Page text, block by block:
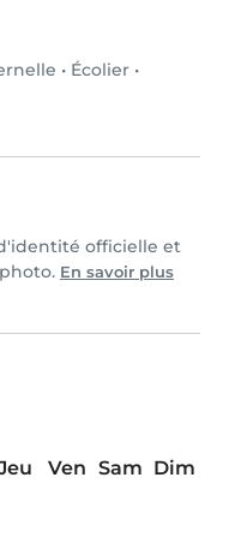
• Écolier •
officielle et
En savoir plus
Ven Sam Dim